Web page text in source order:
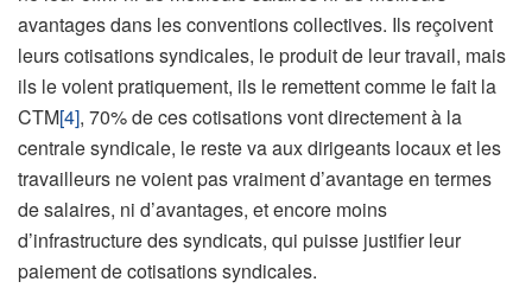
avantages dans les conventions collectives. Ils reçoivent
leurs cotisations syndicales, le produit de leur travail, mais
ils le volent pratiquement, ils le remettent comme le fait la
CTM[4], 70% de ces cotisations vont directement à la
centrale syndicale, le reste va aux dirigeants locaux et les
travailleurs ne voient pas vraiment d’avantage en termes
de salaires, ni d’avantages, et encore moins
d’infrastructure des syndicats, qui puisse justifier leur
paiement de cotisations syndicales.